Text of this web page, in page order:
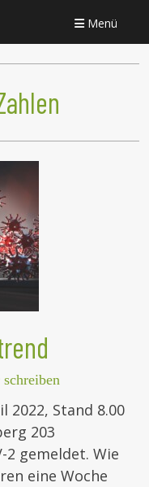
Menü
2022, Stand 8.00
203
2 gemeldet. Wie
eine Woche